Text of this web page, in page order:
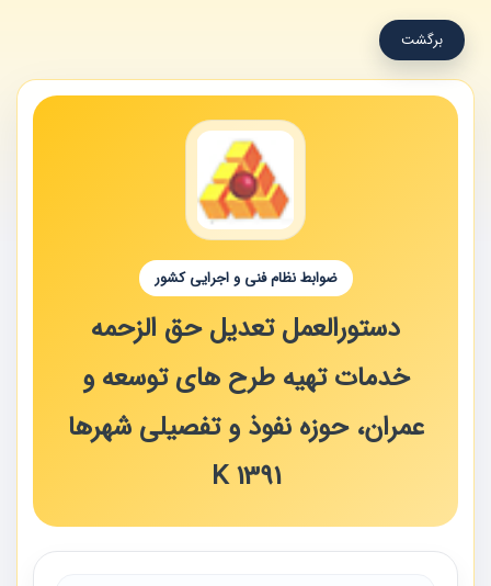
برگشت
ضوابط نظام فنی و اجرایی کشور
دستورالعمل تعدیل حق الزحمه
خدمات تهیه طرح های توسعه و
عمران، حوزه نفوذ و تفصیلی شهرها
K 1391